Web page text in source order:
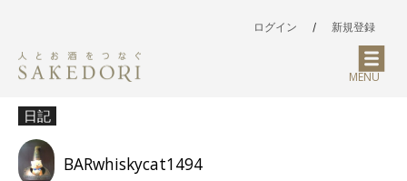
ログイン / 新規登録
MENU
日記
BARwhiskycat1494